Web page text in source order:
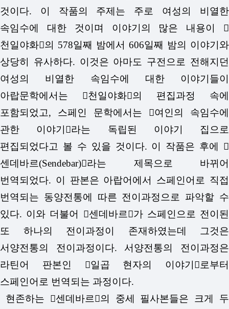
것이다. 이 작품의 주제는 주로 여성의 비열한
속임수에 대한 것이며 이야기의 많은 내용이 󰡔
천일야화󰡕의 578일째 밤에서 606일째 밤의 이야기와
상당히 유사하다. 이것은 아마도 구전으로 전해지던
여성의 비열한 속임수에 대한 이야기들이
아랍문학에서는 󰡔천일야화󰡕의 편집과정 속에
포함되었고, 스페인 문학에서는 󰡔여인의 속임수에
관한 이야기󰡕라는 독립된 이야기 집으로
편집되었다고 볼 수 있을 것이다. 이 작품은 후에 󰡔
센데바르(Sendebar)󰡕라는 제목으로 바뀌어
번역되었다. 이 판본은 아랍어에서 스페인어로 직접
번역되는 동양전통에 따른 전이과정으로 파악할 수
있다. 이와 더불어 󰡔센데바르󰡕가 스페인으로 전이된
또 하나의 전이과정이 존재하였는데 그것은
서양전통의 전이과정이다. 서양전통의 전이과정은
라틴어 판본인 󰡔일곱 현자의 이야기󰡕로부터
스페인어로 번역되는 과정이다.
현존하는 󰡔센데바르󰡕의 중세 필사본들은 크게 두